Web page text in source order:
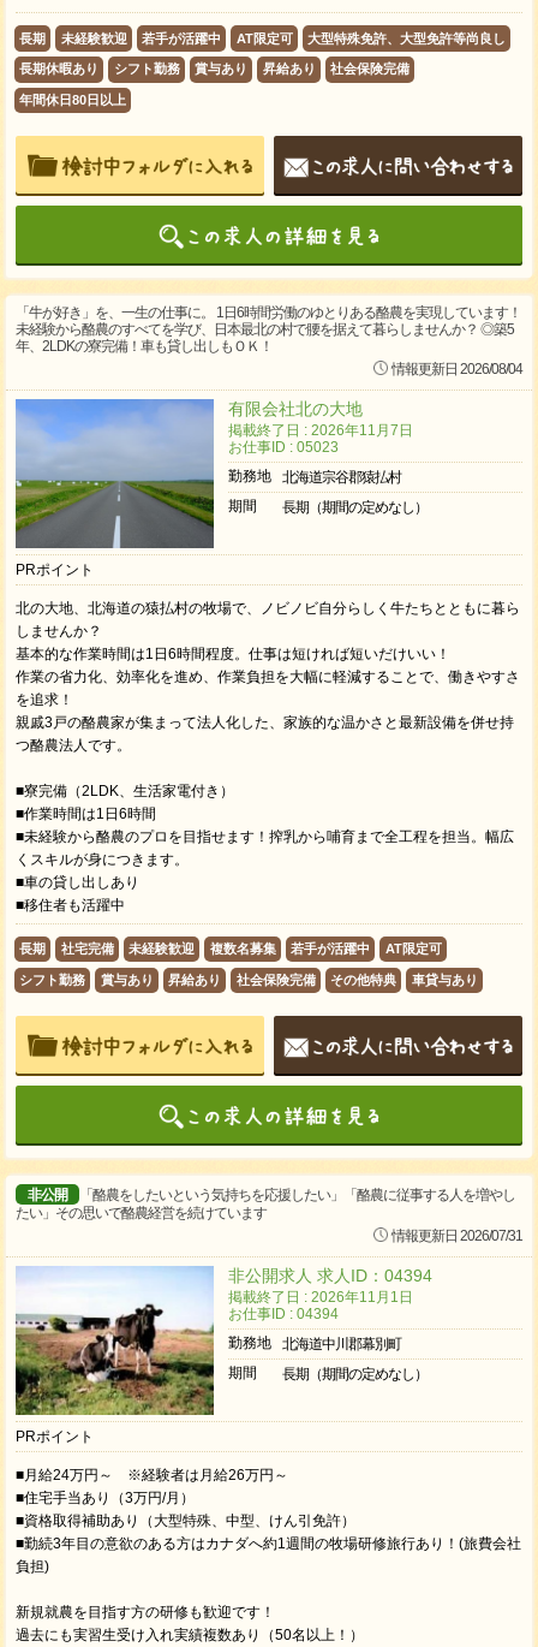
長期 未経験歓迎 若手が活躍中 AT限定可 大型特殊免許、大型免許等尚良し
長期休暇あり シフト勤務 賞与あり 昇給あり 社会保険完備
年間休日80日以上
「牛が好き」を、一生の仕事に。 1日6時間労働のゆとりある酪農を実現しています！
未経験から酪農のすべてを学び、日本最北の村で腰を据えて暮らしませんか？ ◎築5
年、2LDKの寮完備！車も貸し出しもＯＫ！
情報更新日 2026/08/04
有限会社北の大地
掲載終了日 : 2026年11月7日
お仕事ID : 05023
勤務地
北海道宗谷郡猿払村
期間
長期（期間の定めなし）
PRポイント
北の大地、北海道の猿払村の牧場で、ノビノビ自分らしく牛たちとともに暮ら
しませんか？
基本的な作業時間は1日6時間程度。仕事は短ければ短いだけいい！
作業の省力化、効率化を進め、作業負担を大幅に軽減することで、働きやすさ
を追求！
親戚3戸の酪農家が集まって法人化した、家族的な温かさと最新設備を併せ持
つ酪農法人です。
■寮完備（2LDK、生活家電付き）
■作業時間は1日6時間
■未経験から酪農のプロを目指せます！搾乳から哺育まで全工程を担当。幅広
くスキルが身につきます。
■車の貸し出しあり
■移住者も活躍中
長期 社宅完備 未経験歓迎 複数名募集 若手が活躍中 AT限定可
シフト勤務 賞与あり 昇給あり 社会保険完備 その他特典 車貸与あり
非公開
「酪農をしたいという気持ちを応援したい」「酪農に従事する人を増やし
たい」その思いで酪農経営を続けています
情報更新日 2026/07/31
非公開求人 求人ID：04394
掲載終了日 : 2026年11月1日
お仕事ID : 04394
勤務地
北海道中川郡幕別町
期間
長期（期間の定めなし）
PRポイント
■月給24万円～ ※経験者は月給26万円～
■住宅手当あり（3万円/月）
■資格取得補助あり（大型特殊、中型、けん引免許）
■勤続3年目の意欲のある方はカナダへ約1週間の牧場研修旅行あり！(旅費会社
負担)
新規就農を目指す方の研修も歓迎です！
過去にも実習生受け入れ実績複数あり（50名以上！）